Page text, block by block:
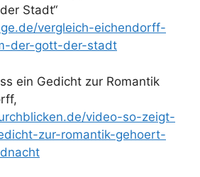
Stadt“
vergleich-eichendorff-
der-gott-der-stadt
ein Gedicht zur Romantik
video-so-zeigt-
zur-romantik-gehoert-